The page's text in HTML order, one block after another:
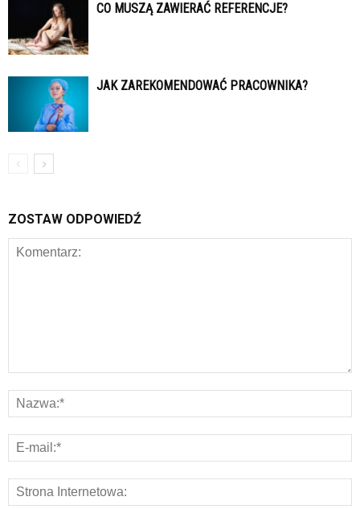
CO MUSZĄ ZAWIERAĆ REFERENCJE?
JAK ZAREKOMENDOWAĆ PRACOWNIKA?
ZOSTAW ODPOWIEDŹ